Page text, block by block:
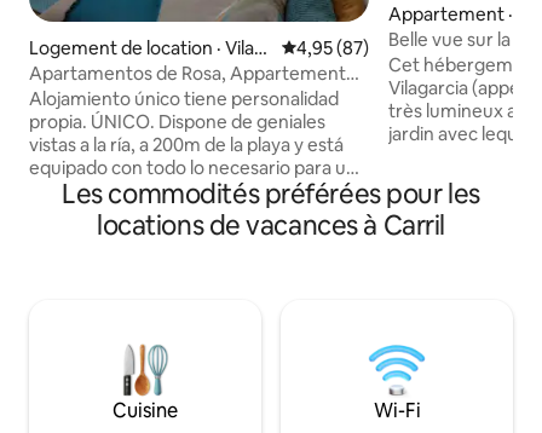
Logement de location · Vilag
arcía de Arousa
Note moyenne de 4,95 sur 5,
4,95 (87)
Apartamentos de Rosa, Appartement
avec 2 lits 2
Alojamiento único tiene personalidad
propia. ÚNICO. Dispone de geniales
vistas a la ría, a 200m de la playa y está
equipado con todo lo necesario para una
estancia inolvidable: aire acondicionado,
wifi, cocina de diseño y televisión de 55".
Piso de ensueño con todas las
igual, te sorprenderá cada rincón del
en la cuarta planta de un edificio de
viviendas de unos 50 años de
Appartement ·
rousa
Belle vue sur la
Cet hébergement
Vilagarcia
très lumineux
jardin avec lequel
promenade qui
Cortegada. Dans les environs, nous
avons des bars,
Compostelle à
ou
d'être visitée.
Les commodités préférées pour les
locations de vacances à Carril
Cuisine Wi-Fi